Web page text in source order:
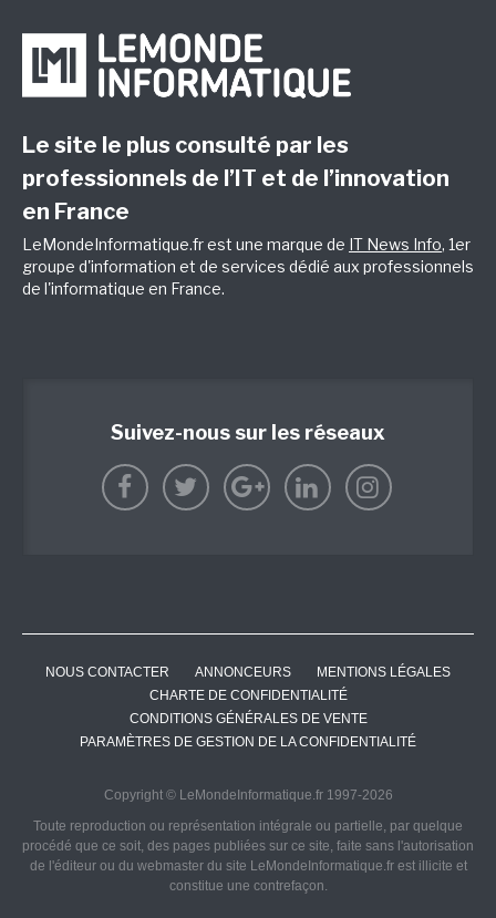
Le site le plus consulté par les
professionnels de l’IT et de l’innovation
en France
LeMondeInformatique.fr est une marque de IT News Info, 1er
groupe d'information et de services dédié aux professionnels
de l'informatique en France.
Suivez-nous sur les réseaux
NOUS CONTACTER ANNONCEURS
MENTIONS LÉGALES
CHARTE DE CONFIDENTIALITÉ
CONDITIONS GÉNÉRALES DE VENTE
PARAMÈTRES DE GESTION DE LA CONFIDENTIALITÉ
Copyright © LeMondeInformatique.fr 1997-2026
Toute reproduction ou représentation intégrale ou partielle, par quelque
procédé que ce soit, des pages publiées sur ce site, faite sans l'autorisation
de l'éditeur ou du webmaster du site LeMondeInformatique.fr est illicite et
constitue une contrefaçon.